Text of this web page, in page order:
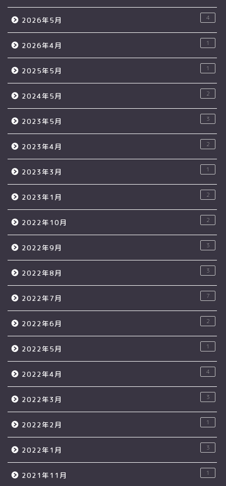
2026年5月 4
2026年4月 1
2025年5月 1
2024年5月 2
2023年5月 3
2023年4月 2
2023年3月 1
2023年1月 2
2022年10月 2
2022年9月 3
2022年8月 3
2022年7月 7
2022年6月 2
2022年5月 1
2022年4月 4
2022年3月 3
2022年2月 1
2022年1月 3
2021年11月 1